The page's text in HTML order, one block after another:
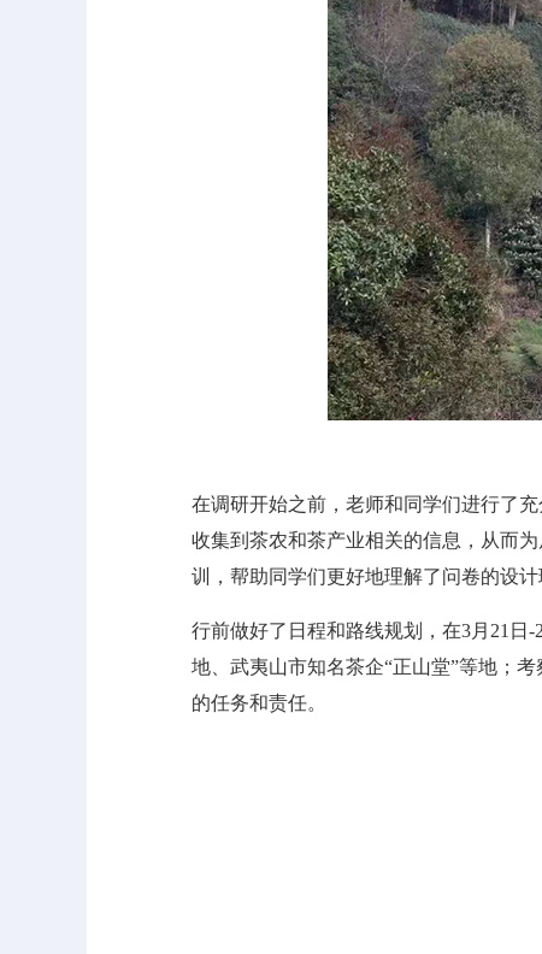
在调研开始之前，老师和同学们进行了
收集到茶农和茶产业相关的信息，从而
训，帮助同学们更好地理解了问卷的设
行前做好了日程和路线规划，在3月21日
地、武夷山市知名茶企“正山堂”等地；
的任务和责任。